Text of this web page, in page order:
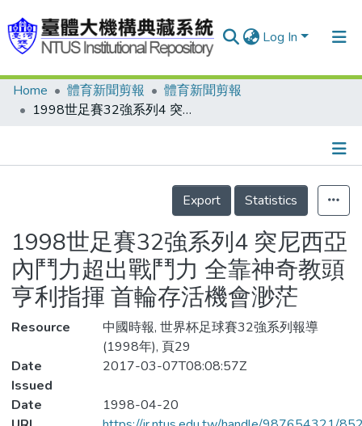
Log In
Communities & Collections
Statistics
Home 體育新聞剪報
體育新聞剪報
1998世足賽32強系列4 突尼西亞 內鬥力超出戰鬥力 全靠神奇教頭亨利指揮 首輪存活機會渺茫
Details
Export
Statistics
1998世足賽32強系列4 突尼西亞
內鬥力超出戰鬥力 全靠神奇教頭
亨利指揮 首輪存活機會渺茫
Resource
中國時報, 世界杯足球賽32強系列報導
(1998年), 頁29
Date
Issued
2017-03-07T08:08:57Z
Date
1998-04-20